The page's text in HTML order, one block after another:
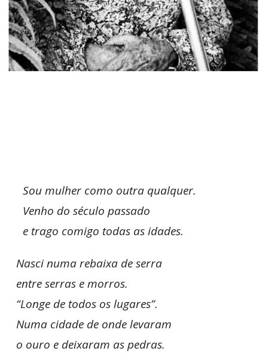
Sou mulher como outra qualquer.
Venho do século passado
e trago comigo todas as idades.
Nasci numa rebaixa de serra
entre serras e morros.
“Longe de todos os lugares”.
Numa cidade de onde levaram
o ouro e deixaram as pedras.